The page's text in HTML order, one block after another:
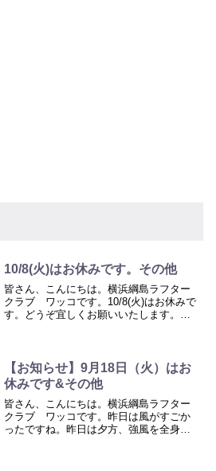
10/8(火)はお休みです。その他
皆さん、こんにちは。横浜綱島ラフター
クラブ ワッコです。10/8(火)はお休みで
す。どうぞ宜しくお願いいたします。＝
どを報告（山陽新聞...
【お知らせ】9月18日（火）はお
休みです&その他
皆さん、こんにちは。横浜綱島ラフター
クラブ ワッコです。昨日は風がすごか
ったですね。昨日は夕方、強風を全身に